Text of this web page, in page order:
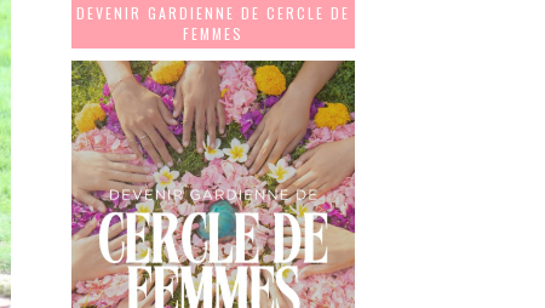
DEVENIR GARDIENNE DE CERCLE DE
FEMMES